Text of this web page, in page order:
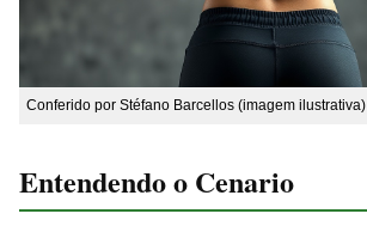
Conferido por Stéfano Barcellos (imagem ilustrativa)
Entendendo o Cenario